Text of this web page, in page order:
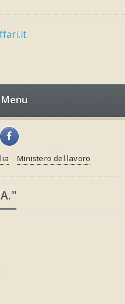
Ministero del lavoro